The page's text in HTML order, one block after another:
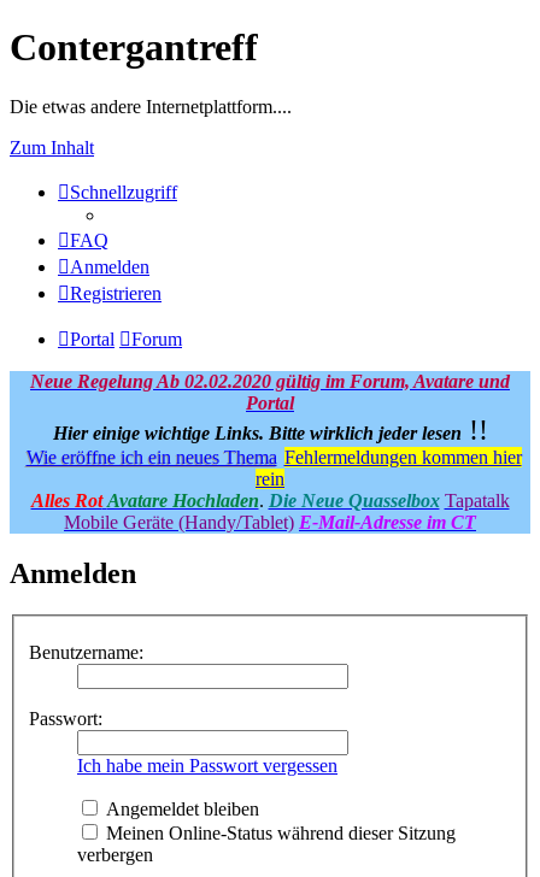
Contergantreff
Die etwas andere Internetplattform....
Zum Inhalt
Schnellzugriff
FAQ
Anmelden
Registrieren
Portal Forum
Neue Regelung Ab 02.02.2020 gültig im Forum, Avatare und
Portal
Hier einige wichtige Links. Bitte wirklich jeder lesen !!
Wie eröffne ich ein neues Thema Fehlermeldungen kommen hier
rein
Alles Rot Avatare Hochladen. Die Neue Quasselbox Tapatalk
Mobile Geräte (Handy/Tablet) E-Mail-Adresse im CT
Anmelden
Benutzername:
Passwort:
Ich habe mein Passwort vergessen
Angemeldet bleiben
Meinen Online-Status während dieser Sitzung
verbergen